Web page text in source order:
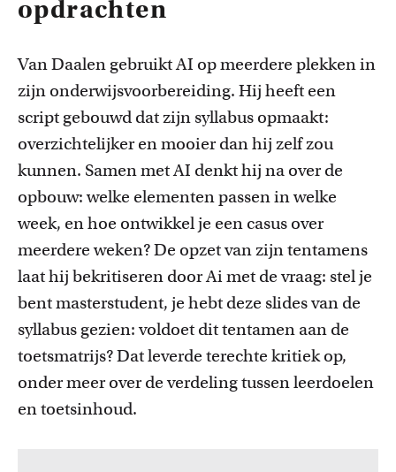
Onderwijsinnovatie en beurzen
Leer over initiatieven en beurzen waarmee docenten
innovatieve ideeën realiseren.
opdrachten
Van Daalen gebruikt AI op meerdere plekken in
zijn onderwijsvoorbereiding. Hij heeft een
script gebouwd dat zijn syllabus opmaakt:
overzichtelijker en mooier dan hij zelf zou
kunnen. Samen met AI denkt hij na over de
opbouw: welke elementen passen in welke
week, en hoe ontwikkel je een casus over
meerdere weken? De opzet van zijn tentamens
laat hij bekritiseren door Ai met de vraag: stel je
bent masterstudent, je hebt deze slides van de
syllabus gezien: voldoet dit tentamen aan de
toetsmatrijs? Dat leverde terechte kritiek op,
onder meer over de verdeling tussen leerdoelen
en toetsinhoud.